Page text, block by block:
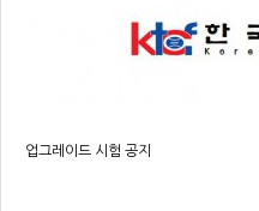
업그레이드 시험 공지